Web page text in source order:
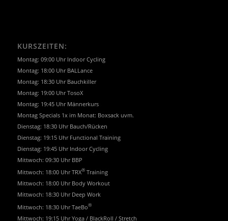
KURSZEITEN:
Montag: 09:00 Uhr Indoor Cycling
Montag: 18:00 Uhr BALLance
Montag: 18:30 Uhr Bauchkiller
Montag: 19:00 Uhr TosoX
Montag: 19:45 Uhr Männerkurs
Montag Specials 1x im Monat: Boxsack uvm.
Dienstag: 18:30 Uhr Bauch/Rücken
Dienstag: 19:15 Uhr Functional Training
Dienstag: 19:45 Uhr Indoor Cycling
Mittwoch: 09:30 Uhr BBP
Mittwoch: 18:00 Uhr TRX®Training
Mittwoch: 18:00 Uhr Body Workout
Mittwoch: 18:30 Uhr Deep Work
Mittwoch: 18:30 Uhr TaeBo®
Mittwoch: 19:15 Uhr Yoga / BlackRoll / Stretch